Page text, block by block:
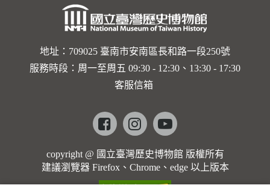
地址：709025 臺南市安南區長和路一段250號
服務時段：周一至周五 09:30 - 12:30、13:30 - 17:30
客服信箱
Facebookinstagramyoutube
copyright @ 國立臺灣歷史博物館 版權所有
建議瀏覽器 Firefox、Chrome、edge 以上版本